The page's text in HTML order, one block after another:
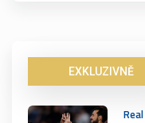
EXKLUZIVNĚ